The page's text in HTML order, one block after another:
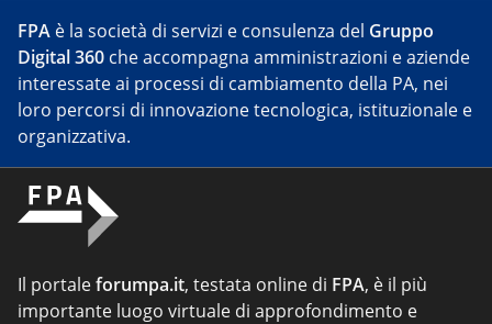
FPA è la società di servizi e consulenza del Gruppo
Digital 360 che accompagna amministrazioni e aziende
interessate ai processi di cambiamento della PA, nei
loro percorsi di innovazione tecnologica, istituzionale e
organizzativa.
Il portaleforumpa.it, testata online di FPA, è il più
importante luogo virtuale di approfondimento e